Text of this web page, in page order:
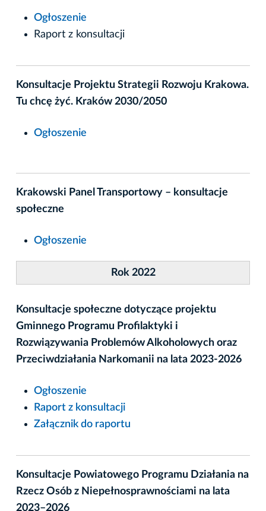
Ogłoszenie
Raport z konsultacji
Konsultacje Projektu Strategii Rozwoju Krakowa.
Tu chcę żyć. Kraków 2030/2050
Ogłoszenie
Krakowski Panel Transportowy – konsultacje
społeczne
Ogłoszenie
Rok 2022
Konsultacje społeczne dotyczące projektu
Gminnego Programu Profilaktyki i
Rozwiązywania Problemów Alkoholowych oraz
Przeciwdziałania Narkomanii na lata 2023-2026
Ogłoszenie
Raport z konsultacji
Załącznik do raportu
Konsultacje Powiatowego Programu Działania na
Rzecz Osób z Niepełnosprawnościami na lata
2023–2026